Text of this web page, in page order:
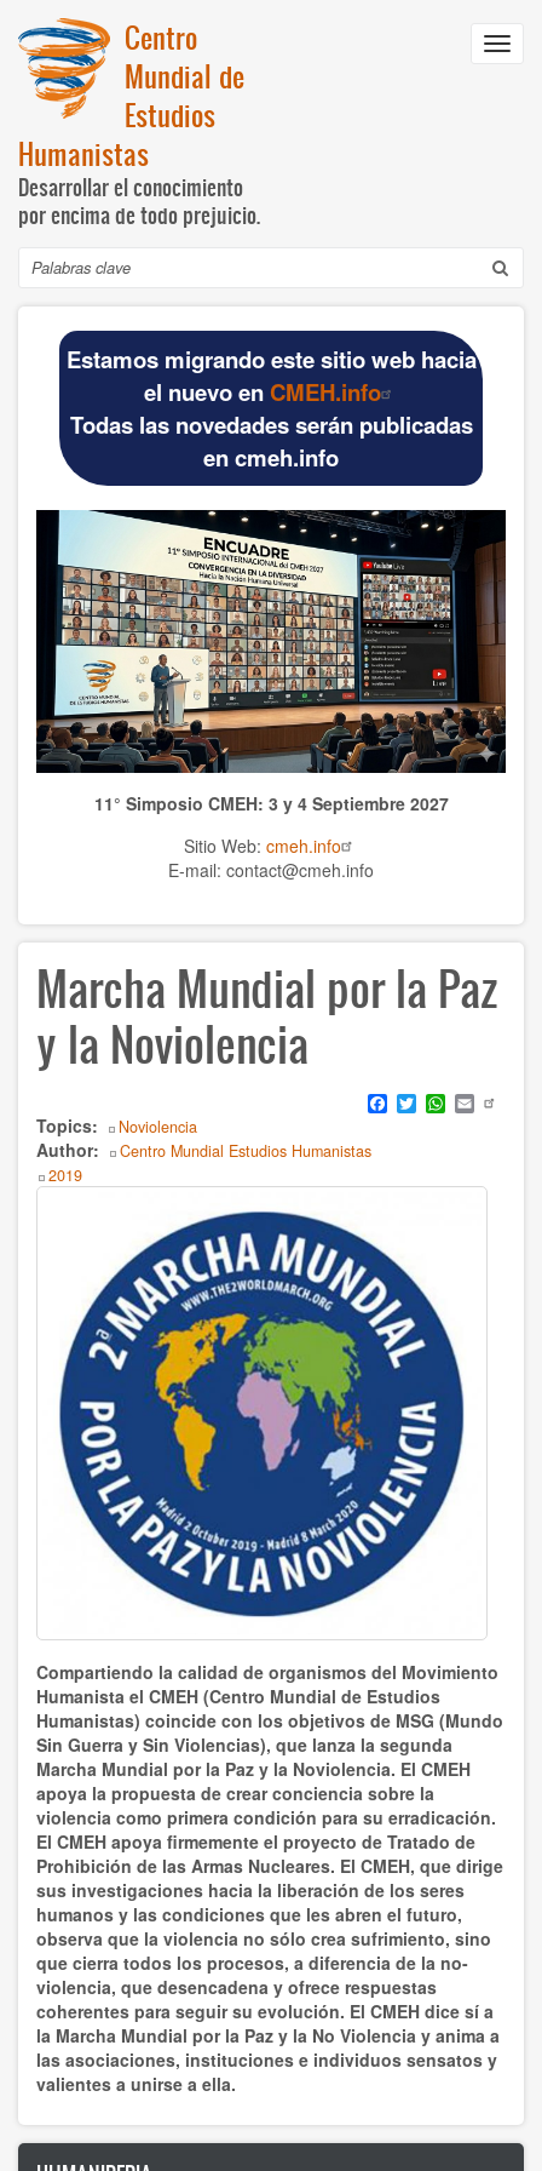
contenido
principal
Centro
Mundial de
Estudios
Humanistas
Desarrollar el conocimiento
por encima de todo prejuicio.
Buscar
principal
INICIO
DOCUMENTOS BÁSICOS
CMEH
Publicaciones CMEH
TEMAS
Antropología
Ciencias naturales
Ciencias
Cultura
Espiritualidad
Historia
Humanismo
Noviolencia
Psicología
Salud
Sociedad
AUTOR
Ildefonso Hernández Silva
Angélica Soler
Boris Koval
C Braulio
CMEH
CSU Salvatore Puledda
Carlos Crespo Burgos
Centro Mondiale di Studi Umanista
Centro Mundial Estudios Humanistas
Centro Mundial de Estudios Humanistas
Daniel Leon
Daniel R. León
Dionísia Sá
Estamos migrando este sitio web hacia
el nuevo en CMEH.info
Todas las novedades serán publicadas
en cmeh.info
11° Simposio CMEH: 3 y 4 Septiembre 2027
Sitio Web: cmeh.info
E-mail: contact@cmeh.info
Marcha Mundial por la Paz
y la Noviolencia
Facebook
TwitterWhatsApp
Email
Topics Noviolencia
Author
Centro Mundial Estudios Humanistas
2019
Compartiendo la calidad de organismos del Movimiento
Humanista el CMEH (Centro Mundial de Estudios
Humanistas) coincide con los objetivos de MSG (Mundo
Sin Guerra y Sin Violencias), que lanza la segunda
Marcha Mundial por la Paz y la Noviolencia. El CMEH
apoya la propuesta de crear conciencia sobre la
violencia como primera condición para su erradicación.
El CMEH apoya firmemente el proyecto de Tratado de
Prohibición de las Armas Nucleares. El CMEH, que dirige
sus investigaciones hacia la liberación de los seres
humanos y las condiciones que les abren el futuro,
observa que la violencia no sólo crea sufrimiento, sino
que cierra todos los procesos, a diferencia de la no-
violencia, que desencadena y ofrece respuestas
coherentes para seguir su evolución. El CMEH dice sí a
la Marcha Mundial por la Paz y la No Violencia y anima a
las asociaciones, instituciones e individuos sensatos y
valientes a unirse a ella.